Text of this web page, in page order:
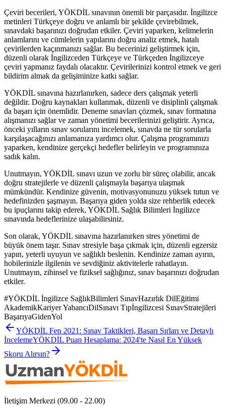
Çeviri becerileri, YÖKDİL sınavının önemli bir parçasıdır. İngilizce
metinleri Türkçeye doğru ve anlamlı bir şekilde çevirebilmek,
sınavdaki başarınızı doğrudan etkiler. Çeviri yaparken, kelimelerin
anlamlarını ve cümlelerin yapılarını doğru analiz etmek, hatalı
çevirilerden kaçınmanızı sağlar. Bu becerinizi geliştirmek için,
düzenli olarak İngilizceden Türkçeye ve Türkçeden İngilizceye
çeviri yapmanız faydalı olacaktır. Çevirilerinizi kontrol etmek ve geri
bildirim almak da gelişiminize katkı sağlar.
YÖKDİL sınavına hazırlanırken, sadece ders çalışmak yeterli
değildir. Doğru kaynakları kullanmak, düzenli ve disiplinli çalışmak
da başarı için önemlidir. Deneme sınavları çözmek, sınav formatına
alışmanızı sağlar ve zaman yönetimi becerilerinizi geliştirir. Ayrıca,
önceki yılların sınav sorularını incelemek, sınavda ne tür sorularla
karşılaşacağınızı anlamanıza yardımcı olur. Çalışma programınızı
yaparken, kendinize gerçekçi hedefler belirleyin ve programınıza
sadık kalın.
Unutmayın, YÖKDİL sınavı uzun ve zorlu bir süreç olabilir, ancak
doğru stratejilerle ve düzenli çalışmayla başarıya ulaşmak
mümkündür. Kendinize güvenin, motivasyonunuzu yüksek tutun ve
hedefinizden şaşmayın. Başarıya giden yolda size rehberlik edecek
bu ipuçlarını takip ederek, YÖKDİL Sağlık Bilimleri İngilizce
sınavında hedeflerinize ulaşabilirsiniz.
Son olarak, YÖKDİL sınavına hazırlanırken stres yönetimi de
büyük önem taşır. Sınav stresiyle başa çıkmak için, düzenli egzersiz
yapın, yeterli uyuyun ve sağlıklı beslenin. Kendinize zaman ayırın,
hobilerinizle ilgilenin ve sevdiğiniz aktivitelerle rahatlayın.
Unutmayın, zihinsel ve fiziksel sağlığınız, sınav başarınızı doğrudan
etkiler.
#YÖKDİL İngilizce SağlıkBilimleri SınavHazırlık DilEğitimi
AkademikKariyer YabancıDilSınavı Tıpİngilizcesi SınavStratejileri
BaşarıyaGidenYol
YÖKDİL Fen 2021: Sınav Taktikleri, Başarı Sırları ve Detaylı
İncelemeYÖKDİL Puan Hesaplama: 2024'te Nasıl En Yüksek
Skoru Alırsın?
İletişim Merkezi (09.00 - 22.00)